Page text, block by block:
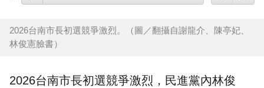
2026台南市長初選競爭激烈。（圖／翻攝自謝龍介、陳亭妃、
林俊憲臉書）
2026台南市長初選競爭激烈，民進黨內林俊